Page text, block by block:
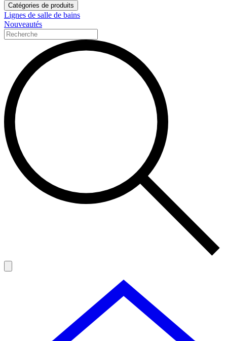
Catégories de produits
Lignes de salle de bains
Nouveautés